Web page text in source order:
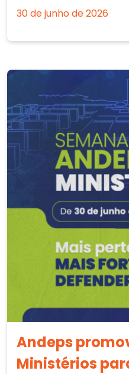
30 de junho de 2026
Andeps
Ministérios